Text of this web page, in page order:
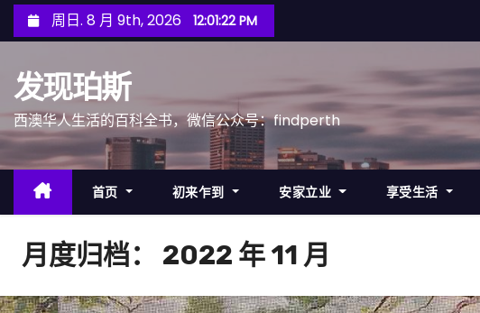
至
周日. 8 月 9th, 2026 12:01:25 PM
发现珀斯
西澳华人生活的百科全书，微信公众号：findperth
首页 初来乍到 安家立业 享受生活
月度归档： 2022 年 11 月